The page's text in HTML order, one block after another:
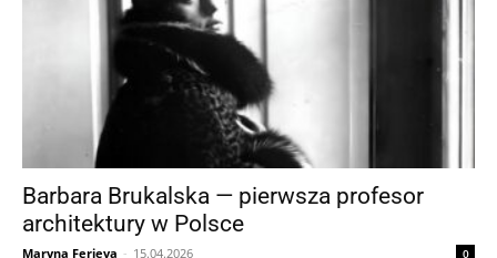
Barbara Brukalska — pierwsza profesor
architektury w Polsce
Maryna Ferieva - 15.04.2026 0